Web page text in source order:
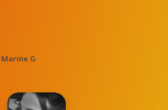
Marine G